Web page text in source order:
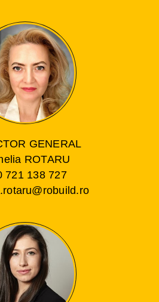
GENERAL
ROTARU
721 138 727